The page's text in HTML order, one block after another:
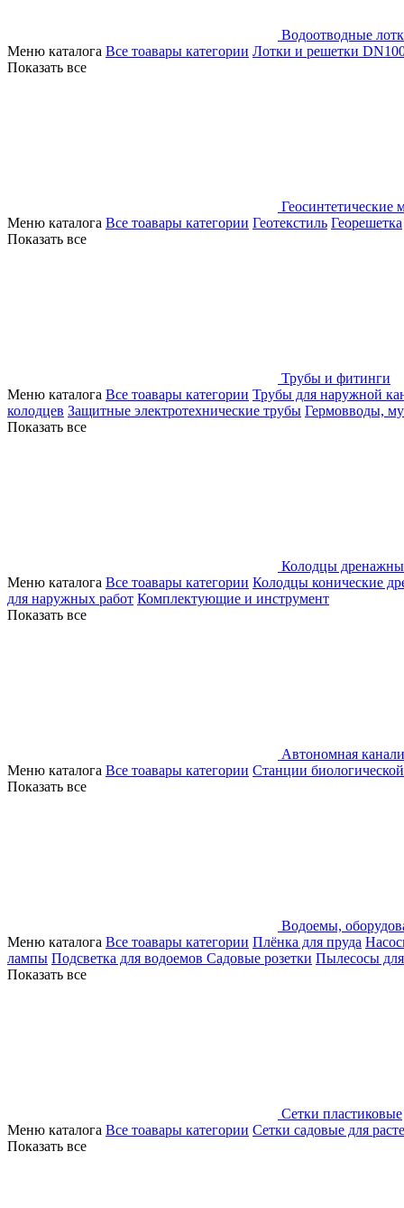
Водоотводные
Меню каталога Все тоавары категории Лотки и решетки
Показать все
Геосинтетические
Меню каталога Все тоавары категории Геотекстиль Георешетка
Показать все
Трубы и фитинги
Меню каталога Все тоавары категории Трубы для наружной
колодцев Защитные электротехнические трубы Гермовводы,
Показать все
Колодцы
Меню каталога Все тоавары категории Колодцы конические
для наружных работ Комплектующие и инструмент
Показать все
Автономная
Меню каталога Все тоавары категории Станции
Показать все
Водоемы,
Меню каталога Все тоавары категории Плёнка для пруда
лампы Подсветка для водоемов Садовые розетки Пылесосы
Показать все
Сетки пластиковые
Меню каталога Все тоавары категории Сетки садовые для
Показать все